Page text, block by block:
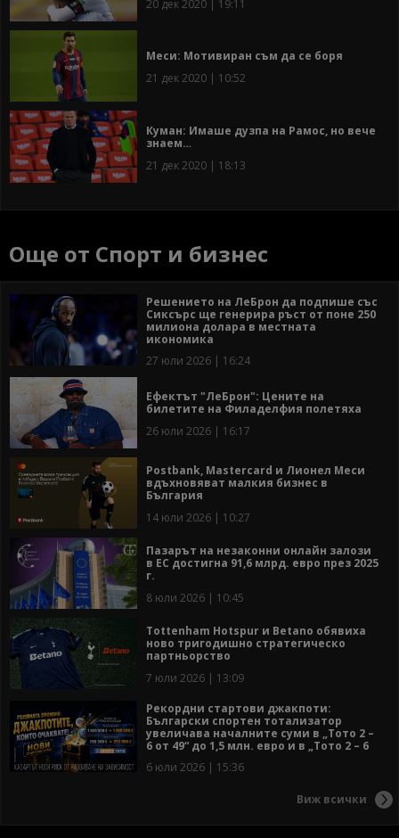
20 дек 2020 | 19:11
Меси: Мотивиран съм да се боря
21 дек 2020 | 10:52
Куман: Имаше дузпа на Рамос, но вече
знаем…
21 дек 2020 | 18:13
Още от Спорт и бизнес
Решението на ЛеБрон да подпише със
Сиксърс ще генерира ръст от поне 250
милиона долара в местната
икономика
27 юли 2026 | 16:24
Ефектът "ЛеБрон": Цените на
билетите на Филаделфия полетяха
26 юли 2026 | 16:17
Postbank, Mastercard и Лионел Меси
вдъхновяват малкия бизнес в
България
14 юли 2026 | 10:27
Пазарът на незаконни онлайн залози
в ЕС достигна 91,6 млрд. евро през 2025
г.
8 юли 2026 | 10:45
Tottenham Hotspur и Betano обявиха
ново тригодишно стратегическо
партньорство
7 юли 2026 | 13:09
Рекордни стартови джакпоти:
Български спортен тотализатор
увеличава началните суми в „Тото 2 –
6 от 49“ до 1,5 млн. евро и в „Тото 2 – 6
6 юли 2026 | 15:36
Виж всички